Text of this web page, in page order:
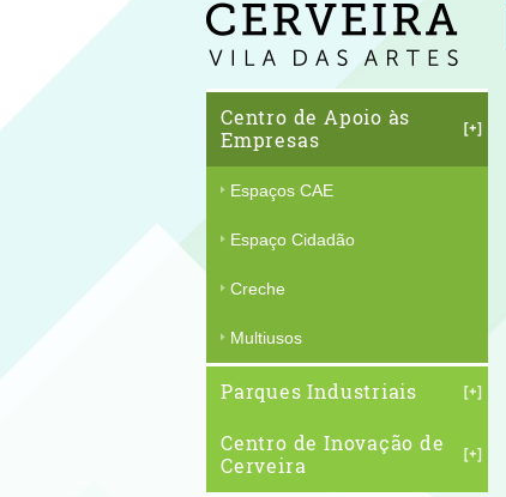
Centro de Apoio às
Empresas
Espaços CAE
Espaço Cidadão
Creche
Multiusos
Parques Industriais
Centro de Inovação de
Cerveira